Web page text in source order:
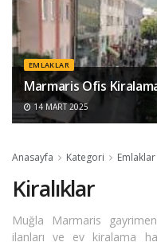
EMLAKLAR
Marmaris Ofis
14 MART 2025
Anasayfa Kategori Emlaklar
Kiralıklar
Muğla Marmaris
ilanları ve ev kiralama